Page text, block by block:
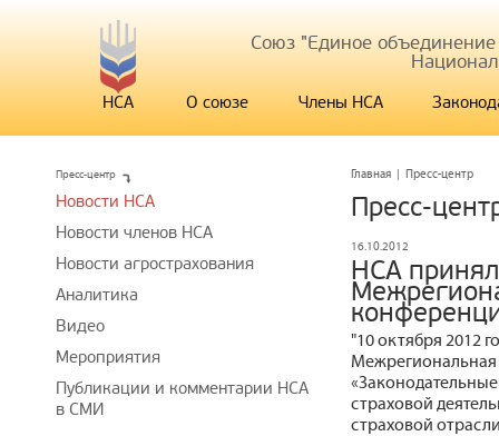
Союз "Единое
НСА О союзе Члены НСА
Главная | Пресс-центр
Пресс-
16.10.2012
НСА принял
"10 октября 2012
страховой
страховой
Пресс-центр
Новости НСА
Новости членов НСА
Новости агрострахования
Аналитика
Видео
Мероприятия
Публикации и комментарии НСА
в СМИ